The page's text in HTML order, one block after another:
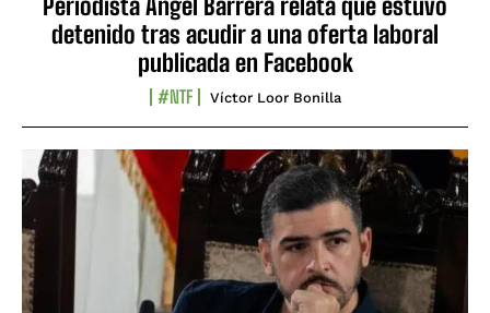
detenido tras acudir a una oferta laboral
publicada en Facebook
#NTF Víctor Loor Bonilla